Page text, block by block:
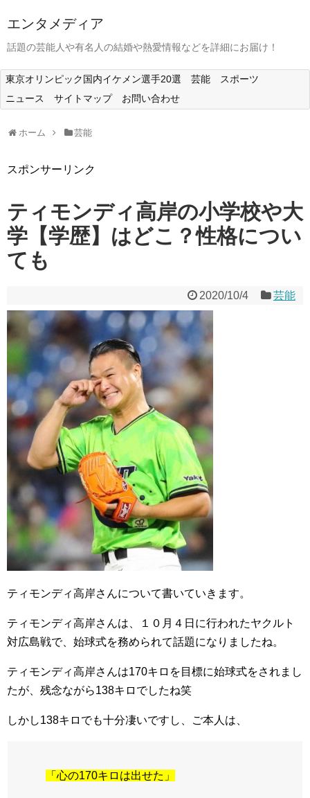
エンタメディア
話題の芸能人や有名人の結婚や熱愛情報などを詳細にお届け！
東京オリンピック国内イケメン選手20選 芸能
スポーツ
ニュース
サイトマップ お問い合わせ
ホーム 芸能
スポンサーリンク
ティモンディ高岸の小学校や大
学【学歴】はどこ？性格につい
ても
2020/10/4 芸能
ティモンディ高岸さんについて書いていきます。
ティモンディ高岸さんは、１０月４日に行われたヤクルト
対広島戦で、始球式を務められて話題になりましたね。
ティモンディ高岸さんは170キロを目標に始球式をされまし
たが、残念ながら138キロでしたね笑
しかし138キロでも十分凄いですし、ご本人は、
「心の170キロは出せた」